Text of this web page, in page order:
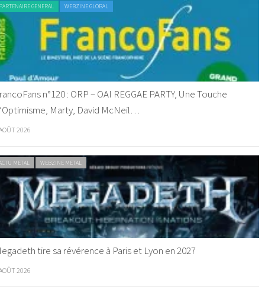
GENERAL WEBZINE GLOBAL
n°120 : ORP – OAI REGGAE PARTY, Une Touche
Marty, David McNeil…
2026
METAL WEBZINE METAL
tire sa révérence à Paris et Lyon en 2027
2026